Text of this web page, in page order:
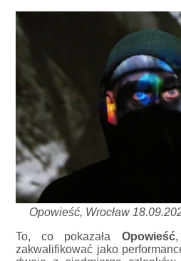
Opowieść, Wrocław
To, co pokazała Opowieść,
zakwalifikować jako